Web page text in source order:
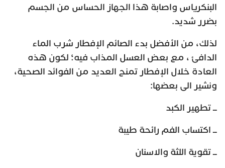
البنكرياس واصابة هذا الجهاز الحساس من الجسم
بضرر شديد.
لذلك، من الأفضل بدء الصائم الإفطار شرب الماء
الدافئ ، مع بعض العسل المذاب فيه؛ لكون هذه
العادة خلال الإفطار تمنح العديد من الفوائد الصحية،
ونشير الى بعضها:
ــ تطهير الكبد
ــ اكتساب الفم رائحة طيبة
ــ تقوية اللثة والاسنان